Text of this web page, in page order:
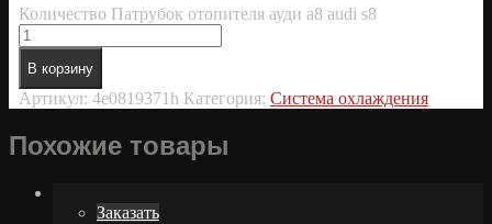
Количество Патрубок отопителя ауди а8 audi s8
В корзину
Артикул: 4e0819371h Категория: Система охлаждения
Похожие товары
Заказать